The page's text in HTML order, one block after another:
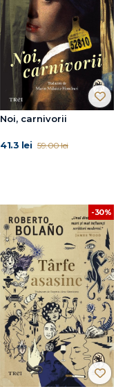
Noi, carnivorii
41.3 lei 59.00 lei
-30%